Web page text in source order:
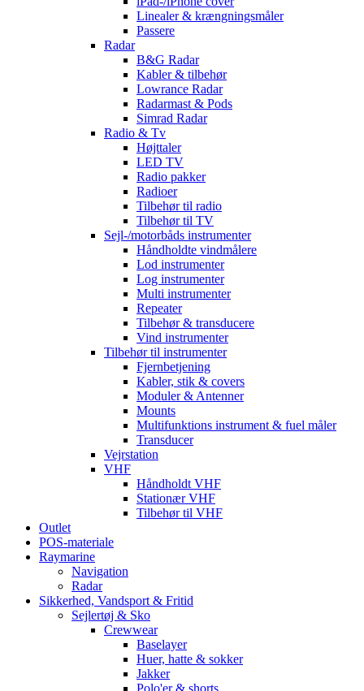
Linealer & krængningsmåler
Passere
Radar
B&G Radar
Kabler & tilbehør
Lowrance Radar
Radarmast & Pods
Simrad Radar
Radio & Tv
Højttaler
LED TV
Radio pakker
Radioer
Tilbehør til radio
Tilbehør til TV
Sejl-/motorbåds instrumenter
Håndholdte vindmålere
Lod instrumenter
Log instrumenter
Multi instrumenter
Repeater
Tilbehør & transducere
Vind instrumenter
Tilbehør til instrumenter
Fjernbetjening
Kabler, stik & covers
Moduler & Antenner
Mounts
Multifunktions instrument & fuel måler
Transducer
Vejrstation
VHF
Håndholdt VHF
Stationær VHF
Tilbehør til VHF
Outlet
POS-materiale
Raymarine
Navigation
Radar
Sikkerhed, Vandsport & Fritid
Sejlertøj & Sko
Crewwear
Baselayer
Huer, hatte & sokker
Jakker